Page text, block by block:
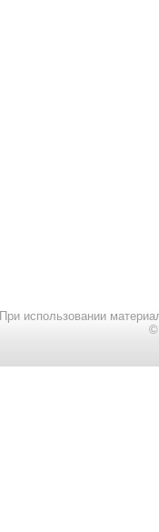
При использовании